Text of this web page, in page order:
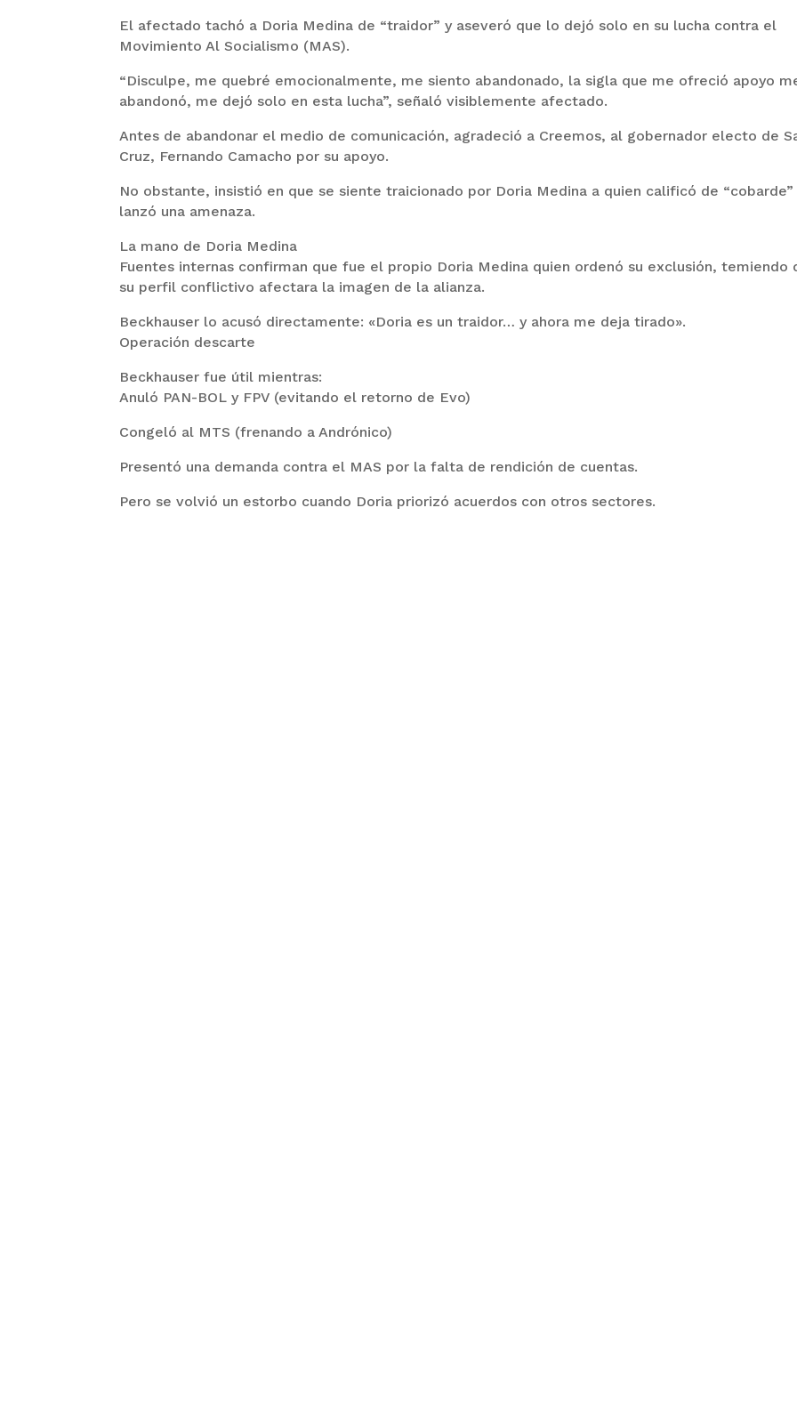
El afectado tachó a Doria Medina de “traidor” y aseveró que lo dejó solo en su lucha contra el
Movimiento Al Socialismo (MAS).
“Disculpe, me quebré emocionalmente, me siento abandonado, la sigla que me ofreció apoyo
abandonó, me dejó solo en esta lucha”, señaló visiblemente afectado.
Antes de abandonar el medio de comunicación, agradeció a Creemos, al gobernador electo de
Cruz, Fernando Camacho por su apoyo.
No obstante, insistió en que se siente traicionado por Doria Medina a quien calificó de “cobarde”
lanzó una amenaza.
La mano de Doria Medina
Fuentes internas confirman que fue el propio Doria Medina quien ordenó su exclusión, temiendo
su perfil conflictivo afectara la imagen de la alianza.
Beckhauser lo acusó directamente: «Doria es un traidor… y ahora me deja tirado».
Operación descarte
Beckhauser fue útil mientras:
Anuló PAN-BOL y FPV (evitando el retorno de Evo)
Congeló al MTS (frenando a Andrónico)
Presentó una demanda contra el MAS por la falta de rendición de cuentas.
Pero se volvió un estorbo cuando Doria priorizó acuerdos con otros sectores.